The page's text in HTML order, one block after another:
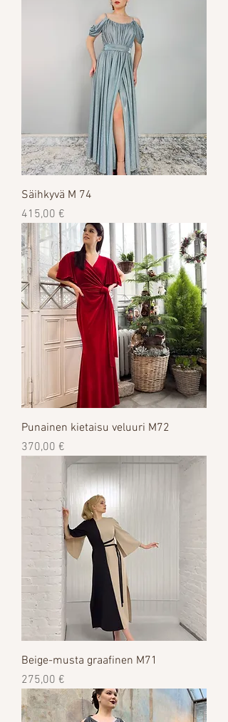
Säihkyvä M 74
Цена
415,00 €
Punainen kietaisu veluuri M72
Цена
370,00 €
Beige-musta graafinen M71
Цена
275,00 €